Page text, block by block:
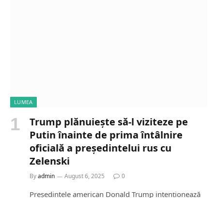
LUMEA
Trump plănuiește să-l viziteze pe
Putin înainte de prima întâlnire
oficială a președintelui rus cu
Zelenski
Byadmin August 6, 2025 0
Președintele american Donald Trump intenționează